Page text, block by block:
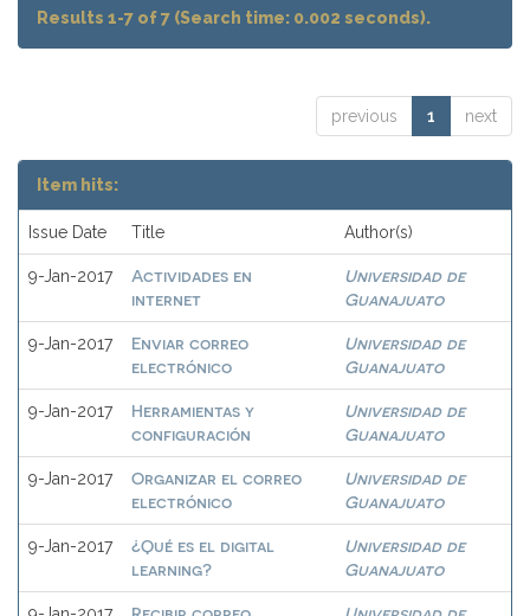
Results 1-7 of 7 (Search time: 0.002 seconds).
previous 1 next
Item hits:
Issue Date Title Author(s)
9-Jan-2017
Actividades en
internet
Universidad de
Guanajuato
9-Jan-2017
Enviar correo
electrónico
Universidad de
Guanajuato
9-Jan-2017
Herramientas y
configuración
Universidad de
Guanajuato
9-Jan-2017
Organizar el correo
electrónico
Universidad de
Guanajuato
9-Jan-2017
¿Qué es el digital
learning?
Universidad de
Guanajuato